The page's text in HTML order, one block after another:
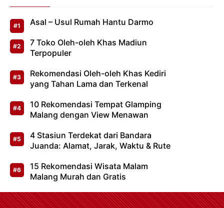
Asal – Usul Rumah Hantu Darmo
7 Toko Oleh-oleh Khas Madiun
Terpopuler
Rekomendasi Oleh-oleh Khas Kediri
yang Tahan Lama dan Terkenal
10 Rekomendasi Tempat Glamping
Malang dengan View Menawan
4 Stasiun Terdekat dari Bandara
Juanda: Alamat, Jarak, Waktu & Rute
15 Rekomendasi Wisata Malam
Malang Murah dan Gratis